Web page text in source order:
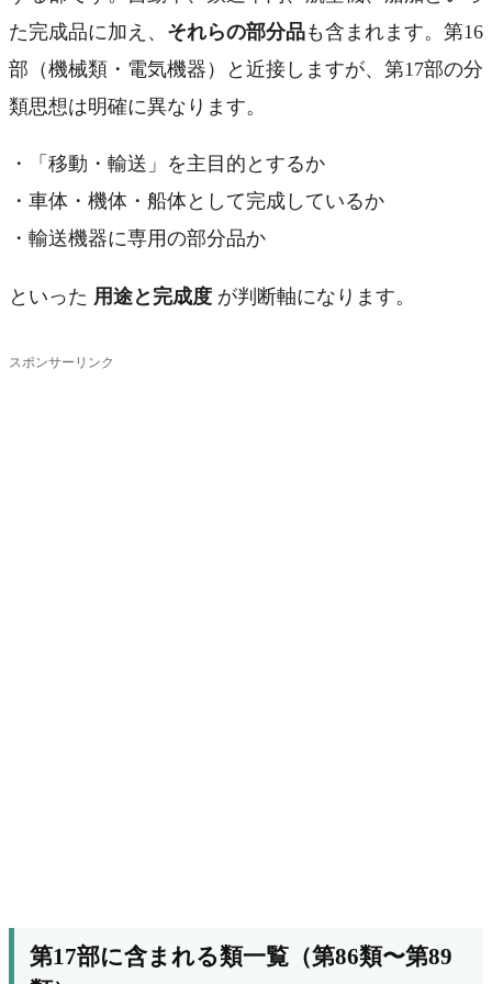
た完成品に加え、 それらの部分品も含まれます。第16
部（機械類・電気機器）と近接しますが、第17部の分
類思想は明確に異なります。
・「移動・輸送」を主目的とするか
・車体・機体・船体として完成しているか
・輸送機器に専用の部分品か
といった 用途と完成度 が判断軸になります。
スポンサーリンク
第17部に含まれる類一覧（第86類〜第89